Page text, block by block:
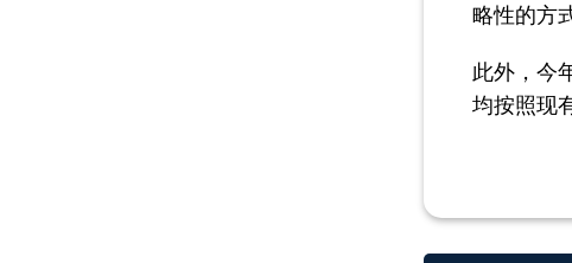
略性的方
此外，今
均按照现